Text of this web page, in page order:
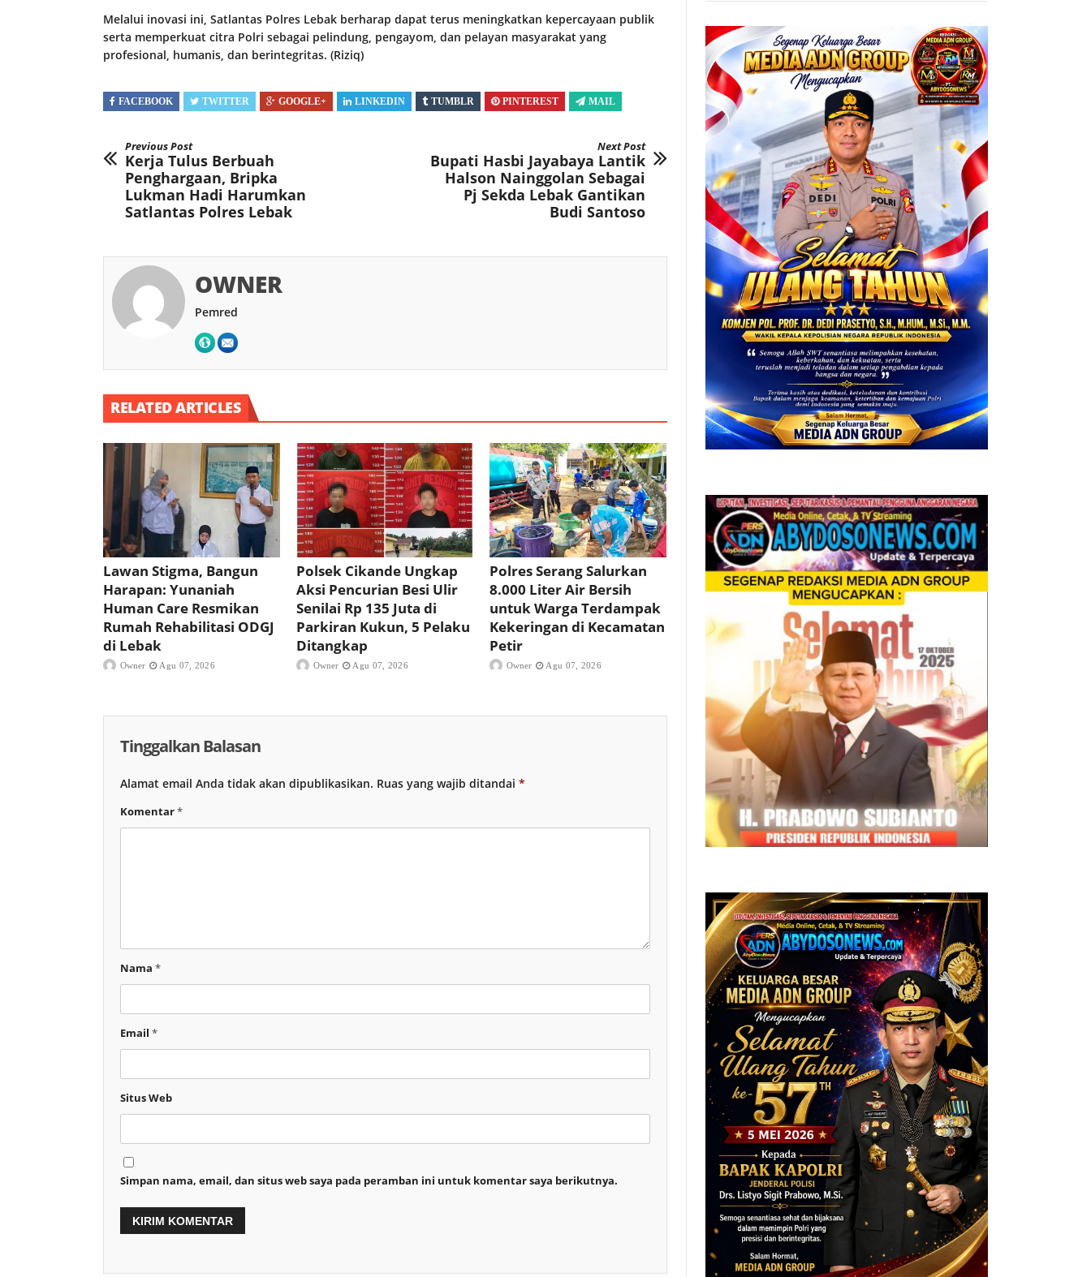
Melalui inovasi ini, Satlantas Polres Lebak berharap dapat terus meningkatkan kepercayaan publik
serta memperkuat citra Polri sebagai pelindung, pengayom, dan pelayan masyarakat yang
profesional, humanis, dan berintegritas. (Riziq)
FACEBOOK TWITTER GOOGLE+ LINKEDIN TUMBLR PINTEREST MAIL
Previous Post
Kerja Tulus Berbuah
Penghargaan, Bripka
Lukman Hadi Harumkan
Satlantas Polres Lebak
Next Post
Bupati Hasbi Jayabaya Lantik
Halson Nainggolan Sebagai
Pj Sekda Lebak Gantikan
Budi Santoso
OWNER
Pemred
RELATED ARTICLES
Lawan Stigma, Bangun
Harapan: Yunaniah
Human Care Resmikan
Rumah Rehabilitasi ODGJ
di Lebak
Owner Agu 07, 2026
Polsek Cikande Ungkap
Aksi Pencurian Besi Ulir
Senilai Rp 135 Juta di
Parkiran Kukun, 5 Pelaku
Ditangkap
Owner Agu 07, 2026
Polres Serang Salurkan
8.000 Liter Air Bersih
untuk Warga Terdampak
Kekeringan di Kecamatan
Petir
Owner Agu 07, 2026
Tinggalkan Balasan
Alamat email Anda tidak akan dipublikasikan. Ruas yang wajib ditandai *
Komentar*
Nama *
Email *
Situs Web
Simpan nama, email, dan situs web saya pada peramban ini untuk komentar saya berikutnya.